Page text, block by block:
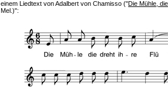
einem Liedtext von Adalbert von Chamisso ("Die Mühle,
Mel.)":